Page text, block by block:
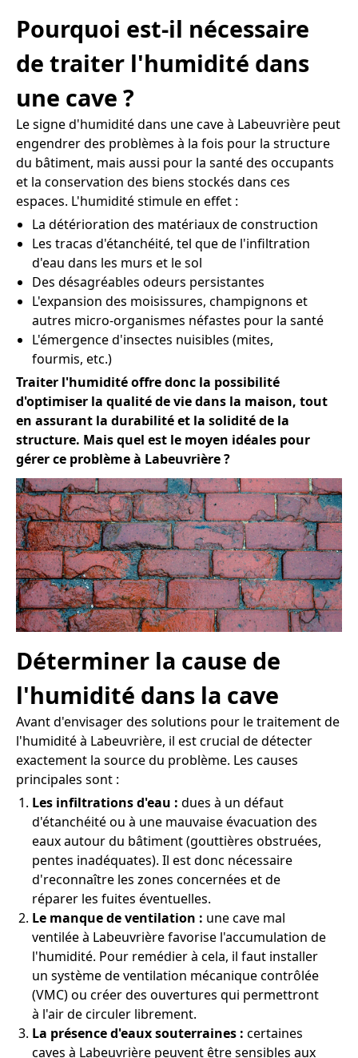
Pourquoi est-il nécessaire
de traiter l'humidité dans
une cave ?
Le signe d'humidité dans une cave à Labeuvrière peut
engendrer des problèmes à la fois pour la structure
du bâtiment, mais aussi pour la santé des occupants
et la conservation des biens stockés dans ces
espaces. L'humidité stimule en effet :
La détérioration des matériaux de construction
Les tracas d'étanchéité, tel que de l'infiltration
d'eau dans les murs et le sol
Des désagréables odeurs persistantes
L'expansion des moisissures, champignons et
autres micro-organismes néfastes pour la santé
L'émergence d'insectes nuisibles (mites,
fourmis, etc.)
Traiter l'humidité offre donc la possibilité
d'optimiser la qualité de vie dans la maison, tout
en assurant la durabilité et la solidité de la
structure. Mais quel est le moyen idéales pour
gérer ce problème à Labeuvrière ?
Déterminer la cause de
l'humidité dans la cave
Avant d'envisager des solutions pour le traitement de
l'humidité à Labeuvrière, il est crucial de détecter
exactement la source du problème. Les causes
principales sont :
Les infiltrations d'eau : dues à un défaut
d'étanchéité ou à une mauvaise évacuation des
eaux autour du bâtiment (gouttières obstruées,
pentes inadéquates). Il est donc nécessaire
d'reconnaître les zones concernées et de
réparer les fuites éventuelles.
Le manque de ventilation : une cave mal
ventilée à Labeuvrière favorise l'accumulation de
l'humidité. Pour remédier à cela, il faut installer
un système de ventilation mécanique contrôlée
(VMC) ou créer des ouvertures qui permettront
à l'air de circuler librement.
La présence d'eaux souterraines : certaines
caves à Labeuvrière peuvent être sensibles aux